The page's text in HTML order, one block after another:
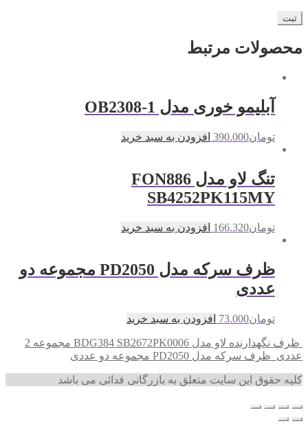
محصولات مرتبط
آبلیمو خوری مدل OB2308-1
تومان390.000 افزودن به سبد خرید
تنگ لاو مدل FON886
SB4252PK115MY
تومان166.320 افزودن به سبد خرید
ظرف سرکه مدل PD2050 مجموعه دو
عددی
تومان73.000 افزودن به سبد خرید
ظرف نگهدارنده لاو مدل BDG384 SB2672PK0006 مجموعه 2
عددی ظرف سرکه مدل PD2050 مجموعه دو عددی
کلیه حقوق این سایت متعلق به بازرگانی فدائی می باشد